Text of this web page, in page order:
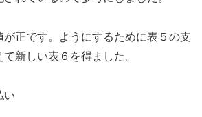
正です。ようにするために表５の支
新しい表６を得ました。
い